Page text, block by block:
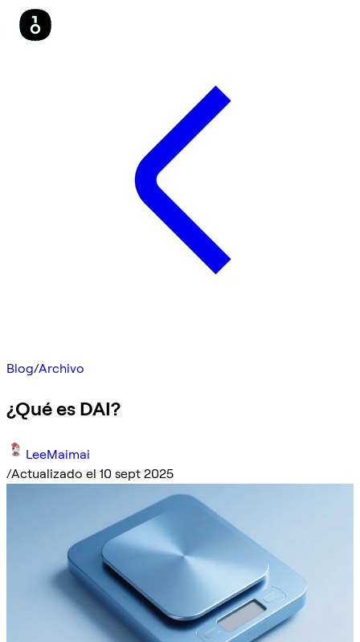
Blog/Archivo
¿Qué es DAI?
LeeMaimai
/Actualizado el 10 sept 2025